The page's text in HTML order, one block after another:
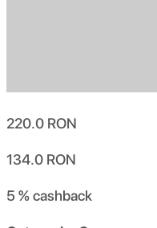
220.0 RON
134.0 RON
5 %cashback